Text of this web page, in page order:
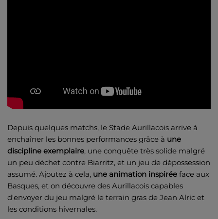
Depuis quelques matchs, le Stade Aurillacois arrive à
enchaîner les bonnes performances grâce à une
discipline exemplaire, une conquête très solide malgré
un peu déchet contre Biarritz, et un jeu de dépossession
assumé. Ajoutez à cela, une animation inspirée face aux
Basques, et on découvre des Aurillacois capables
d'envoyer du jeu malgré le terrain gras de Jean Alric et
les conditions hivernales.